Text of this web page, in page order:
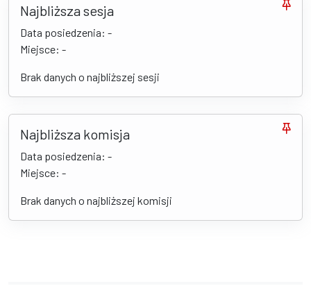
Najbliższa sesja
Data posiedzenia: -
Miejsce: -
Brak danych o najbliższej sesji
Najbliższa komisja
Data posiedzenia: -
Miejsce: -
Brak danych o najbliższej komisji